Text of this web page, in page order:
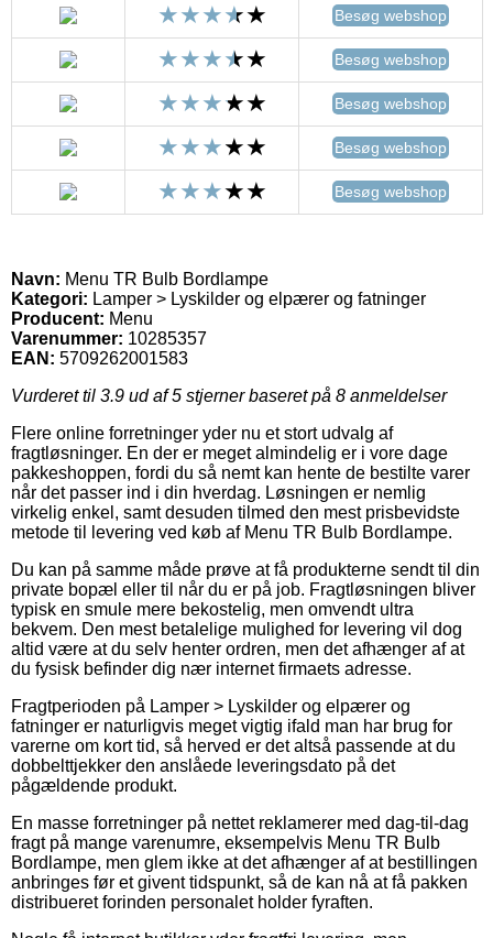
Besøg webshop
Besøg webshop
Besøg webshop
Besøg webshop
Besøg webshop
Navn: Menu TR Bulb Bordlampe
Kategori: Lamper > Lyskilder og elpærer og fatninger
Producent: Menu
Varenummer: 10285357
EAN: 5709262001583
Vurderet til 3.9 ud af 5 stjerner baseret på 8 anmeldelser
Flere online forretninger yder nu et stort udvalg af
fragtløsninger. En der er meget almindelig er i vore dage
pakkeshoppen, fordi du så nemt kan hente de bestilte varer
når det passer ind i din hverdag. Løsningen er nemlig
virkelig enkel, samt desuden tilmed den mest prisbevidste
metode til levering ved køb af Menu TR Bulb Bordlampe.
Du kan på samme måde prøve at få produkterne sendt til din
private bopæl eller til når du er på job. Fragtløsningen bliver
typisk en smule mere bekostelig, men omvendt ultra
bekvem. Den mest betalelige mulighed for levering vil dog
altid være at du selv henter ordren, men det afhænger af at
du fysisk befinder dig nær internet firmaets adresse.
Fragtperioden på Lamper > Lyskilder og elpærer og
fatninger er naturligvis meget vigtig ifald man har brug for
varerne om kort tid, så herved er det altså passende at du
dobbelttjekker den anslåede leveringsdato på det
pågældende produkt.
En masse forretninger på nettet reklamerer med dag-til-dag
fragt på mange varenumre, eksempelvis Menu TR Bulb
Bordlampe, men glem ikke at det afhænger af at bestillingen
anbringes før et givent tidspunkt, så de kan nå at få pakken
distribueret forinden personalet holder fyraften.